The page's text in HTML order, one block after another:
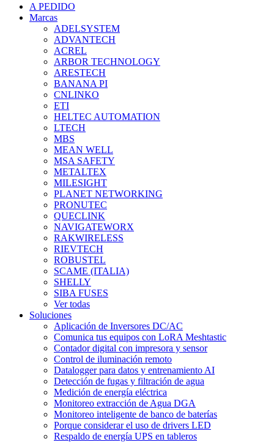
A PEDIDO
Marcas
ADELSYSTEM
ADVANTECH
ACREL
ARBOR TECHNOLOGY
ARESTECH
BANANA PI
CNLINKO
ETI
HELTEC AUTOMATION
LTECH
MBS
MEAN WELL
MSA SAFETY
METALTEX
MILESIGHT
PLANET NETWORKING
PRONUTEC
QUECLINK
NAVIGATEWORX
RAKWIRELESS
RIEVTECH
ROBUSTEL
SCAME (ITALIA)
SHELLY
SIBA FUSES
Ver todas
Soluciones
Aplicación de Inversores DC/AC
Comunica tus equipos con LoRA Meshtastic
Contador digital con impresora y sensor
Control de iluminación remoto
Datalogger para datos y entrenamiento AI
Detección de fugas y filtración de agua
Medición de energía eléctrica
Monitoreo extracción de Agua DGA
Monitoreo inteligente de banco de baterías
Porque considerar el uso de drivers LED
Respaldo de energía UPS en tableros